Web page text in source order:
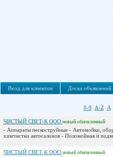
Вход для клиентов Доска объявлений
0-9 A-Z А
ЧИСТЫЙ СВЕТ-К ООО новый обновленный
- Аппараты пескоструйные - Автомойки,
химчистки автосалонов - Поломойная и
ЧИСТЫЙ СВЕТ-К ООО новый обновленный